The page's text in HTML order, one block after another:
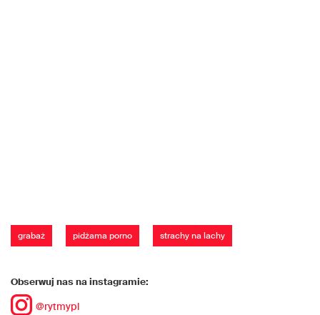
grabaż pidżama porno strachy na lachy
Obserwuj nas na instagramie:
@rytmypl